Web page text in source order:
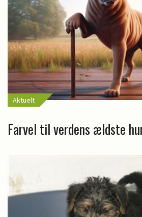
Aktuelt
Farvel til verdens ældste